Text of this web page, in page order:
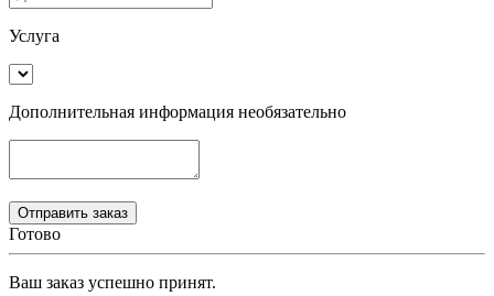
Услуга
Дополнительная информация необязательно
Готово
Ваш заказ успешно принят.